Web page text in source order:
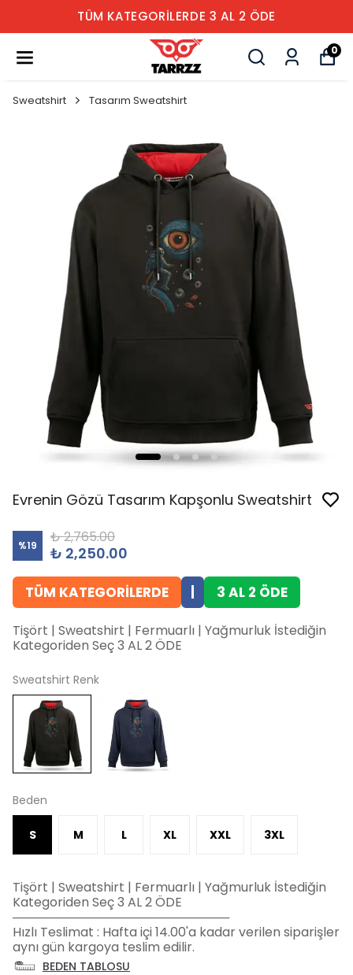
TÜM KATEGORİLERDE 3 AL 2 ÖDE
0
Sweatshirt Tasarım Sweatshirt
Evrenin Gözü Tasarım Kapşonlu Sweatshirt
%19 ₺ 2,765.00
₺ 2,250.00
TÜM KATEGORİLERDE 3 AL 2 ÖDE
Tişört | Sweatshirt | Fermuarlı | Yağmurluk İstediğin
Kategoriden Seç 3 AL 2 ÖDE
Sweatshirt Renk
Beden
S M L XL XXL 3XL
Tişört | Sweatshirt | Fermuarlı | Yağmurluk İstediğin
Kategoriden Seç 3 AL 2 ÖDE
─────────────────────────
Hızlı Teslimat : Hafta içi 14.00'a kadar verilen siparişler
aynı gün kargoya teslim edilir.
BEDEN TABLOSU